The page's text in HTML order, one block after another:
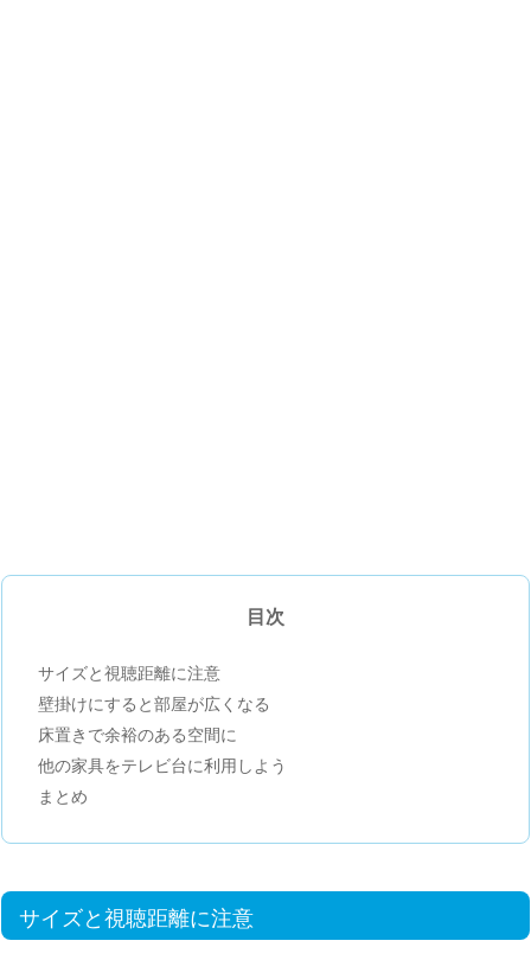
目次
サイズと視聴距離に注意
壁掛けにすると部屋が広くなる
床置きで余裕のある空間に
他の家具をテレビ台に利用しよう
まとめ
サイズと視聴距離に注意